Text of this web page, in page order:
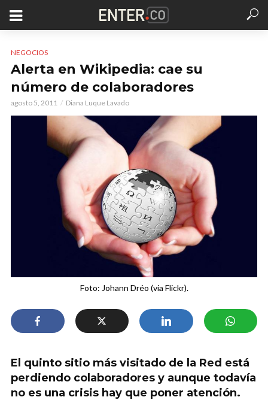
NEGOCIOS
Alerta en Wikipedia: cae su
número de colaboradores
agosto 5, 2011 Diana Luque Lavado
Foto: Johann Dréo (via Flickr).
El quinto sitio más visitado de la Red está
perdiendo colaboradores y aunque todavía
no es una crisis hay que poner atención.